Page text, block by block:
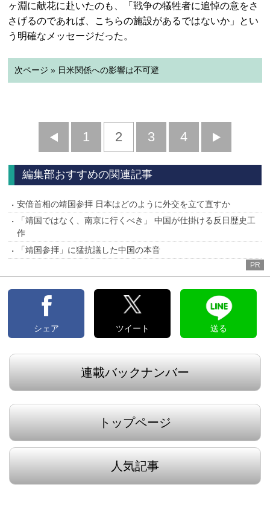
ヶ淵に献花に赴いたのも、「戦争の犠牲者に追悼の意をさ
さげるのであれば、こちらの施設があるではないか」とい
う明確なメッセージだった。
次ページ » 日米関係への影響は不可避
前
へ
1 2 3 4
へ
編集部おすすめの関連記事
安倍首相の靖国参拝 日本はどのように外交を立て直すか
「靖国ではなく、南京に行くべき」 中国が仕掛ける反日歴史工
作
「靖国参拝」に猛抗議した中国の本音
PR
シェア ツイート 送る
連載バックナンバー
トップページ
人気記事